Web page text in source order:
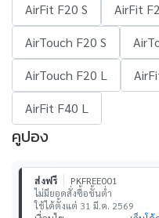
AirFit F20 S
AirFit
AirTouch F20 S
AirTouch F20 L
AirFit F40 L
คูปอง
ส่งฟรี
PKFREE001
ไม่มียอดสั่งซื้อขั้นต่ำ
ใช้ได้ตั้งแต่ 31 มี.ค. 2569